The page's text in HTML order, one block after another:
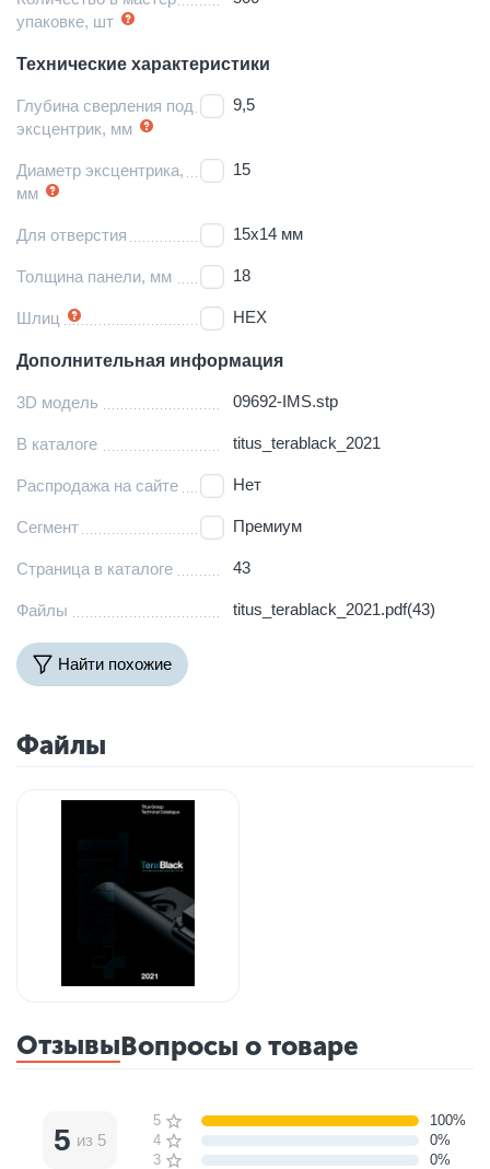
упаковке, шт
Технические характеристики
Глубина сверления под
эксцентрик, мм
9,5
Диаметр эксцентрика,
мм
15
Для отверстия 15х14 мм
Толщина панели, мм 18
Шлиц HEX
Дополнительная информация
3D модель 09692-IMS.stp
В каталоге titus_terablack_2021
Распродажа на сайте Нет
Сегмент Премиум
Страница в каталоге 43
Файлы titus_terablack_2021.pdf(43)
Найти похожие
Файлы
ОтзывыВопросы о товаре
5 из 5
5 звёзд
100%
4 звезды
0%
3 звезды
0%